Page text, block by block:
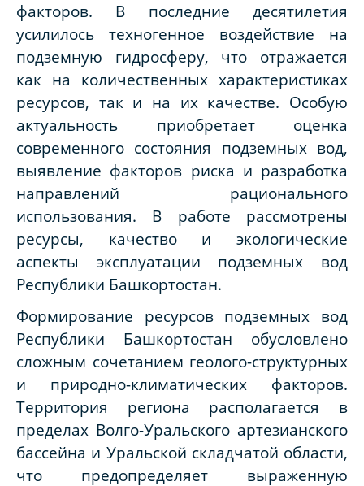
факторов. В последние десятилетия
усилилось техногенное воздействие на
подземную гидросферу, что отражается
как на количественных характеристиках
ресурсов, так и на их качестве. Особую
актуальность приобретает оценка
современного состояния подземных вод,
выявление факторов риска и разработка
направлений рационального
использования. В работе рассмотрены
ресурсы, качество и экологические
аспекты эксплуатации подземных вод
Республики Башкортостан.
Формирование ресурсов подземных вод
Республики Башкортостан обусловлено
сложным сочетанием геолого-структурных
и природно-климатических факторов.
Территория региона располагается в
пределах Волго-Уральского артезианского
бассейна и Уральской складчатой области,
что предопределяет выраженную